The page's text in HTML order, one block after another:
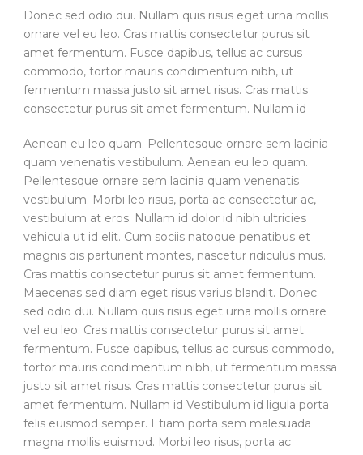
Donec sed odio dui. Nullam quis risus eget urna mollis
ornare vel eu leo. Cras mattis consectetur purus sit
amet fermentum. Fusce dapibus, tellus ac cursus
commodo, tortor mauris condimentum nibh, ut
fermentum massa justo sit amet risus. Cras mattis
consectetur purus sit amet fermentum. Nullam id
Aenean eu leo quam. Pellentesque ornare sem lacinia
quam venenatis vestibulum. Aenean eu leo quam.
Pellentesque ornare sem lacinia quam venenatis
vestibulum. Morbi leo risus, porta ac consectetur ac,
vestibulum at eros. Nullam id dolor id nibh ultricies
vehicula ut id elit. Cum sociis natoque penatibus et
magnis dis parturient montes, nascetur ridiculus mus.
Cras mattis consectetur purus sit amet fermentum.
Maecenas sed diam eget risus varius blandit. Donec
sed odio dui. Nullam quis risus eget urna mollis ornare
vel eu leo. Cras mattis consectetur purus sit amet
fermentum. Fusce dapibus, tellus ac cursus commodo,
tortor mauris condimentum nibh, ut fermentum massa
justo sit amet risus. Cras mattis consectetur purus sit
amet fermentum. Nullam id Vestibulum id ligula porta
felis euismod semper. Etiam porta sem malesuada
magna mollis euismod. Morbi leo risus, porta ac